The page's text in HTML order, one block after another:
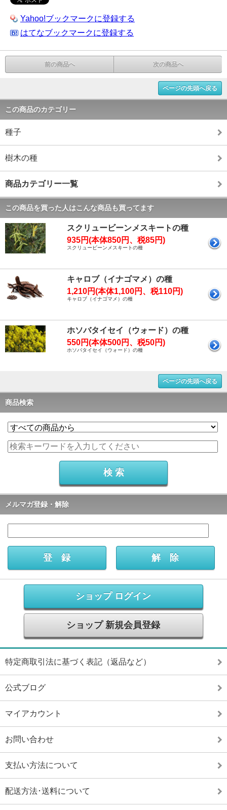
Yahoo!ブックマークに登録する
はてなブックマークに登録する
前の商品へ 次の商品へ
ページの先頭へ戻る
この商品のカテゴリー
種子
樹木の種
商品カテゴリー一覧
この商品を買った人はこんな商品も買ってます
スクリュービーンメスキートの種
935円(本体850円、税85円)
スクリュービーンメスキートの種
キャロブ（イナゴマメ）の種
1,210円(本体1,100円、税110円)
キャロブ（イナゴマメ）の種
ホソバタイセイ（ウォード）の種
550円(本体500円、税50円)
ホソバタイセイ（ウォード）の種
ページの先頭へ戻る
商品検索
メルマガ登録・解除
ショップ ログイン
ショップ 新規会員登録
特定商取引法に基づく表記（返品など）
公式ブログ
マイアカウント
お問い合わせ
支払い方法について
配送方法･送料について